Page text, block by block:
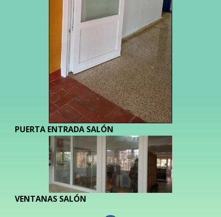
PUERTA ENTRADA SALÓN
VENTANAS SALÓN